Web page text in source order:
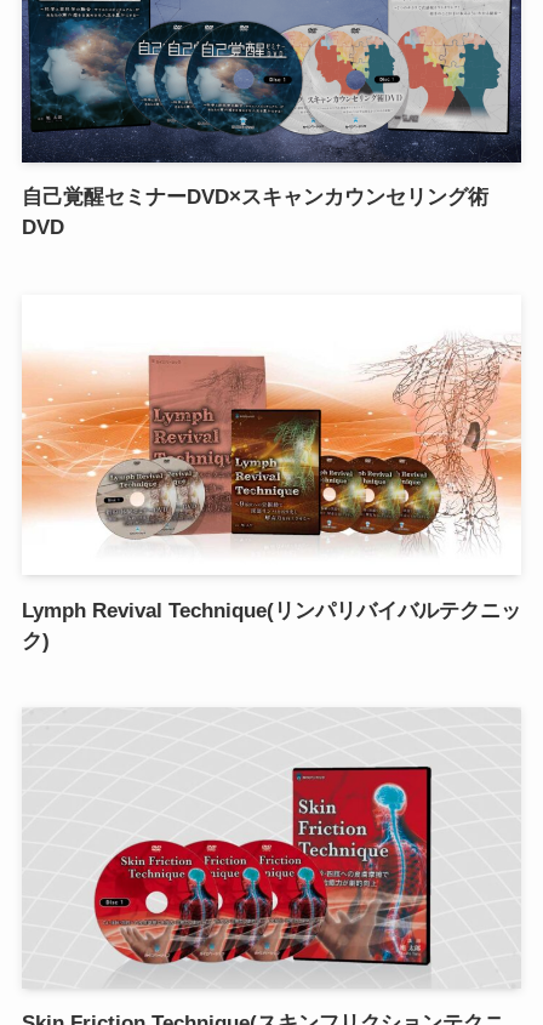
自己覚醒セミナーDVD×スキャンカウンセリング術
DVD
Lymph Revival Technique(リンパリバイバルテクニッ
ク)